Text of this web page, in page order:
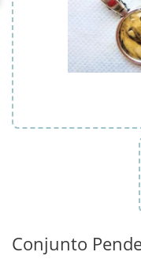
Conjunto